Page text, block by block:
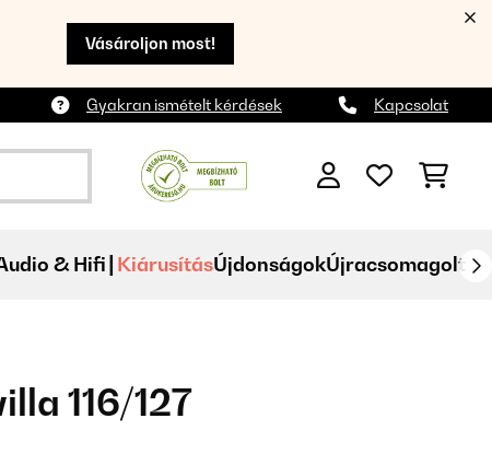
Vásároljon most!
Gyakran ismételt kérdések Kapcsolat
& Hifi KiárusításÚjdonságokÚjracsomagolt
116/127